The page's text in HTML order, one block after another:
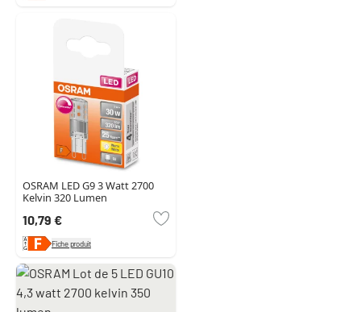
OSRAM LED G9 3 Watt 2700
Kelvin 320 Lumen
10,79 €
Fiche produit